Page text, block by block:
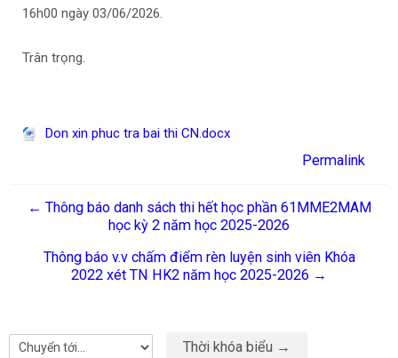
16h00 ngày 03/06/2026.
Trân trọng.
Don xin phuc tra bai thi CN.docx
Permalink
← Thông báo danh sách thi hết học phần 61MME2MAM
học kỳ 2 năm học 2025-2026
Thông báo v.v chấm điểm rèn luyện sinh viên Khóa
2022 xét TN HK2 năm học 2025-2026 →
Chuyển tới... Thời khóa biểu →